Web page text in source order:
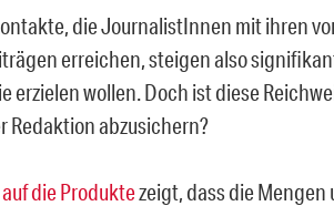
die JournalistInnen mit ihren
erreichen, steigen also
erzielen wollen. Doch ist diese
Redaktion abzusichern?
die Produktezeigt, dass die Mengen